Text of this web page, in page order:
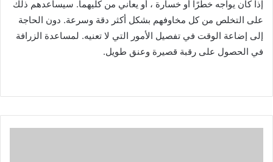
إذا كان يواجه خطرًا أو خسارة ، أو يعاني من كليهما. سيساعدهم ذلك
على التخلص من كل مخاوفهم بشكل أكثر دقة وسرعة. دون الحاجة
إلى إضاعة الوقت في تفصيل الأمور التي لا تعنيه. لمساعدة الزرافة
في الحصول على رقبة قصيرة وعنق طويل.